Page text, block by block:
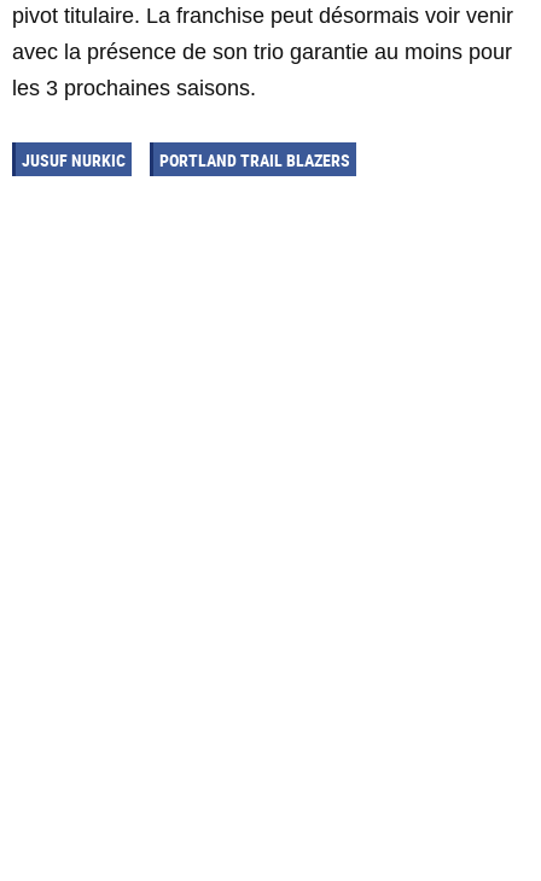
pivot titulaire. La franchise peut désormais voir venir
avec la présence de son trio garantie au moins pour
les 3 prochaines saisons.
JUSUF NURKIC PORTLAND TRAIL BLAZERS